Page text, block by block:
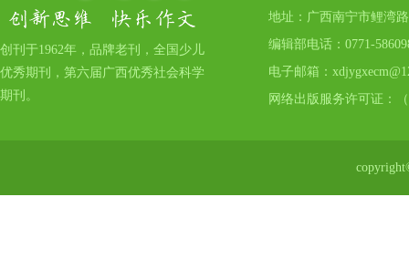
创刊于1962年，品牌老刊，全国少儿
优秀期刊，第六届广西优秀社会科学
期刊。
地址：广西南宁市鲤湾
编辑部电话：0771-
电子邮箱：
网络出版服务许可证：